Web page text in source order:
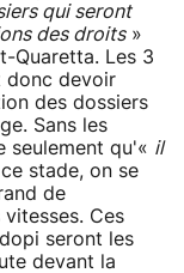
qui seront
des droits»
Quaretta. Les 3
donc devoir
des dossiers
Sans les
seulement qu'« il
stade, on se
de
Ces
seront les
devant la